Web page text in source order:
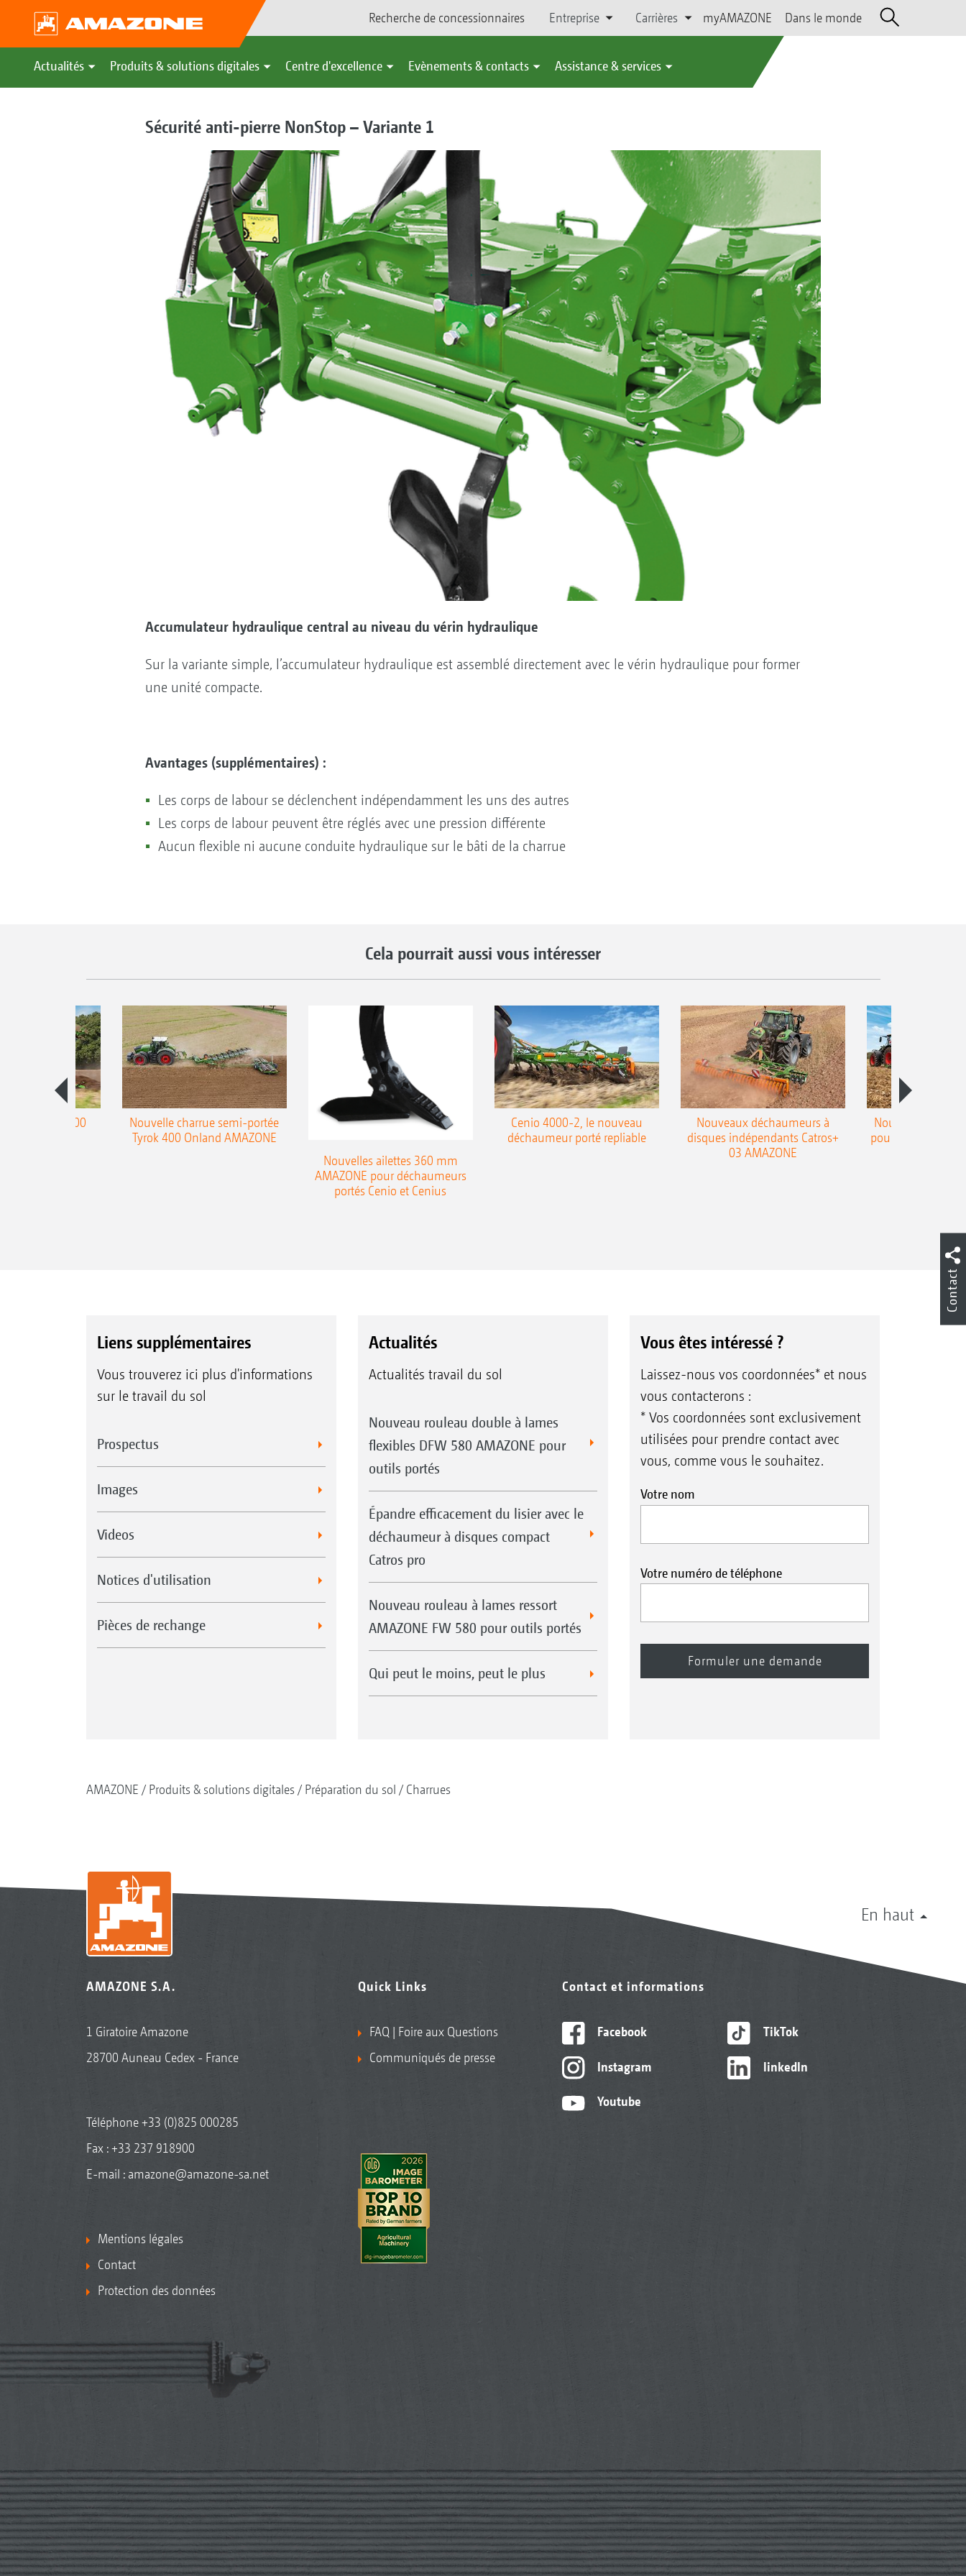
Recherche de concessionnaires Entreprise Carrières myAMAZONE Dans le monde
Actualités Produits & solutions digitales Centre d'excellence Evènements & contacts Assistance & services
Sécurité anti-pierre NonStop – Variante 1
Accumulateur hydraulique central au niveau du vérin hydraulique
Sur la variante simple, l’accumulateur hydraulique est assemblé directement avec le vérin hydraulique pour former
une unité compacte.
Avantages (supplémentaires) :
Les corps de labour se déclenchent indépendamment les uns des autres
Les corps de labour peuvent être réglés avec une pression différente
Aucun flexible ni aucune conduite hydraulique sur le bâti de la charrue
Cela pourrait aussi vous intéresser
Teres 300
Nouvelle charrue semi-portée
Tyrok 400 Onland AMAZONE
Nouvelles ailettes 360 mm
AMAZONE pour déchaumeurs
portés Cenio et Cenius
Cenio 4000-2, le nouveau
déchaumeur porté repliable
Nouveaux déchaumeurs à
disques indépendants Catros+
03 AMAZONE
Nouvelle double
pour le
Liens supplémentaires
Vous trouverez ici plus d'informations
sur le travail du sol
Prospectus
Images
Videos
Notices d'utilisation
Pièces de rechange
Actualités
Actualités travail du sol
Nouveau rouleau double à lames
flexibles DFW 580 AMAZONE pour
outils portés
Épandre efficacement du lisier avec le
déchaumeur à disques compact
Catros pro
Nouveau rouleau à lames ressort
AMAZONE FW 580 pour outils portés
Qui peut le moins, peut le plus
Vous êtes intéressé ?
Laissez-nous vos coordonnées* et nous
vous contacterons :
* Vos coordonnées sont exclusivement
utilisées pour prendre contact avec
vous, comme vous le souhaitez.
Votre nom
Votre numéro de téléphone
AMAZONE Produits & solutions digitales Préparation du sol Charrues
En haut
AMAZONE S.A.
1 Giratoire Amazone
28700 Auneau Cedex - France
Téléphone+33 (0)825 000285
Fax : +33 237 918900
E-mail : amazone@amazone-sa.net
Mentions légales
Contact
Protection des données
Quick Links
FAQ | Foire aux Questions
Communiqués de presse
Contact et informations
Facebook
Instagram
Youtube
TikTok
linkedIn
Contact